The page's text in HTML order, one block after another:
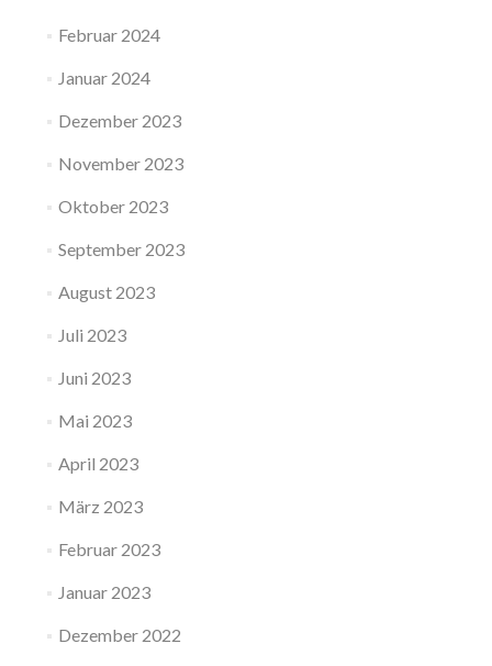
Februar 2024
Januar 2024
Dezember 2023
November 2023
Oktober 2023
September 2023
August 2023
Juli 2023
Juni 2023
Mai 2023
April 2023
März 2023
Februar 2023
Januar 2023
Dezember 2022